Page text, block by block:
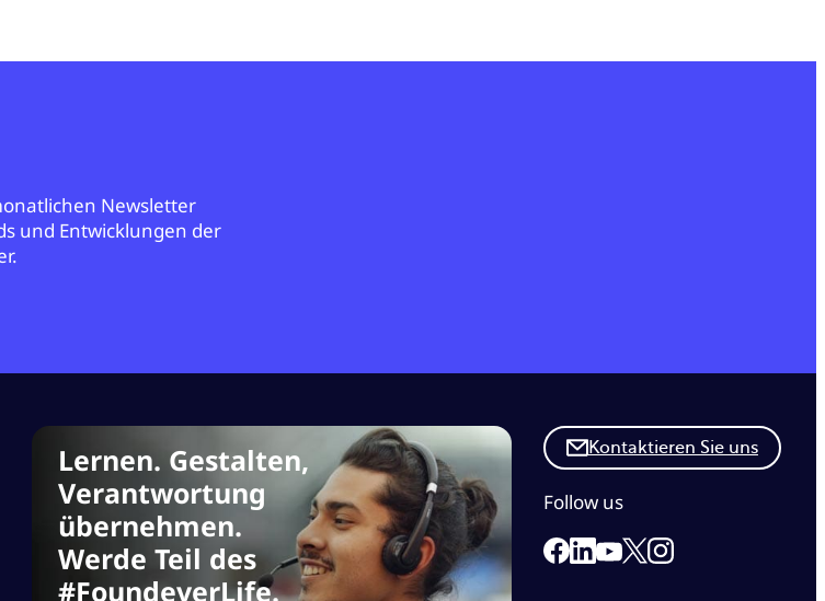
Newsletter
und Entwicklungen der
Lernen. Gestalten,
Verantwortung
übernehmen.
Werde Teil des
#FoundeverLife.
Kontaktieren Sie uns
Follow us
Link to our Facebook page
Link to our Linkedin page
Link to our Youtube page
Link to our X page
Link to our